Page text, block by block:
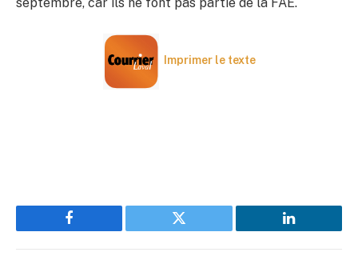
Imprimer le texte
Facebook Twitter LinkedIn